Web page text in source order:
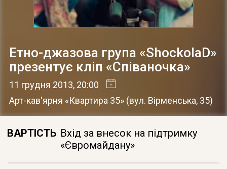
Етно-джазова група «ShockolaD»
презентує кліп «Співаночка»
11 грудня 2013, 20:00
Арт-кав'ярня «Квартира 35» (вул. Вірменська, 35)
ВАРТІСТЬ Вхід за внесок на підтримку
«Євромайдану»